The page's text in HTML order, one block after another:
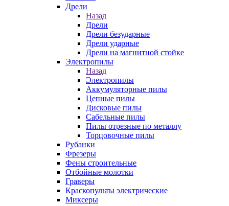
Дрели
Назад
Дрели
Дрели безударные
Дрели ударные
Дрели на магнитной стойке
Электропилы
Назад
Электропилы
Аккумуляторные пилы
Цепные пилы
Дисковые пилы
Сабельные пилы
Пилы отрезные по металлу
Торцовочные пилы
Рубанки
Фрезеры
Фены строительные
Отбойные молотки
Граверы
Краскопульты электрические
Миксеры